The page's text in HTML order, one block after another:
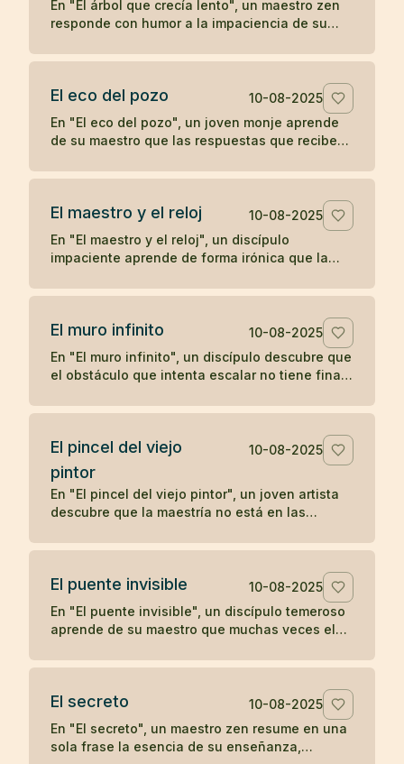
En "El árbol que crecía lento", un maestro zen
responde con humor a la impaciencia de su
verdadero no se apresura.
El eco del pozo
10-08-2025
En "El eco del pozo", un joven monje aprende
de su maestro que las respuestas que recibe
ilustrando la enseñanza zen de que nuestra
nuestro propio corazón.
El maestro y el reloj
10-08-2025
En "El maestro y el reloj", un discípulo
impaciente aprende de forma irónica que la
enseñanza zen sobre la paciencia y la espera.
El muro infinito
10-08-2025
En "El muro infinito", un discípulo descubre que
el obstáculo que intenta escalar no tiene final,
necesitaba superarlo.
El pincel del viejo
pintor
10-08-2025
En "El pincel del viejo pintor", un joven artista
descubre que la maestría no está en las
quien las utiliza, aprendiendo una lección zen
El puente invisible
10-08-2025
En "El puente invisible", un discípulo temeroso
aprende de su maestro que muchas veces el
podamos verlo, y que el primer paso es lo que
El secreto
10-08-2025
En "El secreto", un maestro zen resume en una
sola frase la esencia de su enseñanza,